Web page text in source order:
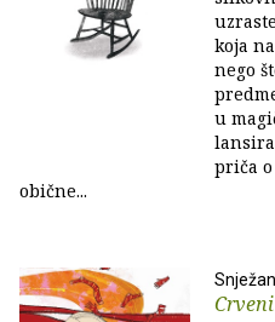
koja
nego
u
priča
obične...